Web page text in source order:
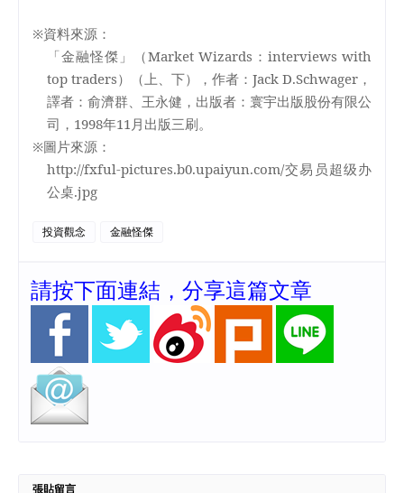
※資料來源：
「金融怪傑」（Market Wizards ： interviews with
top traders）（上、下），作者： Jack D.Schwager ，
譯者：俞濟群、王永健，出版者：寰宇出版股份有限公
司， 1998年11 月出版三刷。
※圖片來源：
http://fxful-pictures.b0.upaiyun.com/交易员超级办
公桌.jpg
投資觀念 金融怪傑
請按下面連結，分享這篇文章
張貼留言